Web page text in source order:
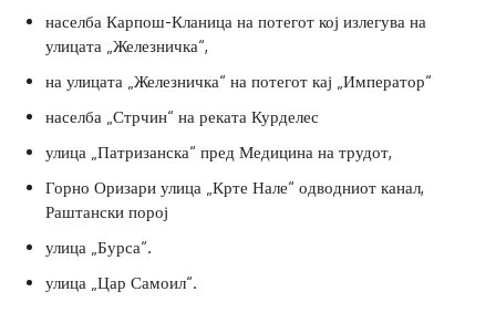
населба Карпош-Кланица на потегот кој излегува на
улицата „Железничка“,
на улицата „Железничка“ на потегот кај „Император“
населба „Стрчин“ на реката Курделес
улица „Патризанска“ пред Медицина на трудот,
Горно Оризари улица „Крте Нале“ одводниот канал,
Раштански порој
улица „Бурса“.
улица „Цар Самоил“.